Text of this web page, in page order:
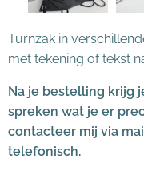
Turnzak in
met tekening of tekst
Na je bestelling krijg
spreken wat je er
contacteer mij via
telefonisch.